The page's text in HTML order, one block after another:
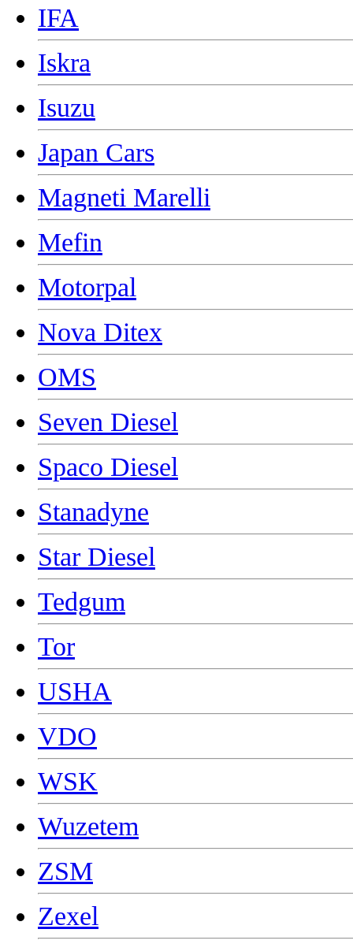
IFA
Iskra
Isuzu
Japan Cars
Magneti Marelli
Mefin
Motorpal
Nova Ditex
OMS
Seven Diesel
Spaco Diesel
Stanadyne
Star Diesel
Tedgum
Tor
USHA
VDO
WSK
Wuzetem
ZSM
Zexel